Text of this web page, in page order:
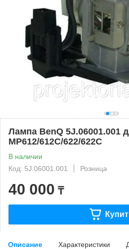
Лампа BenQ 5J.06001.001
MP612/612C/622/622C
В наличии
Код: 5J.06001.001
Розница
40 000 ₸
Описание Характеристики